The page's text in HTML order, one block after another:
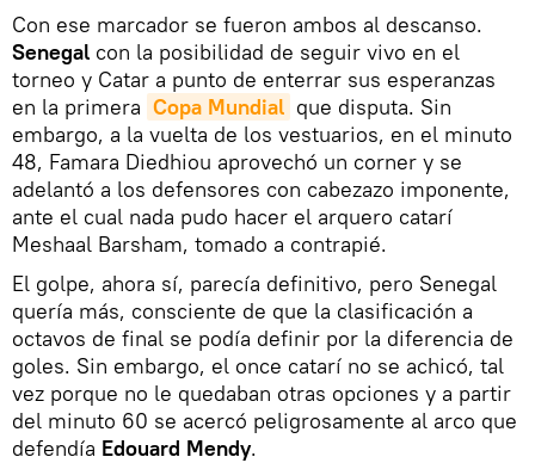
Con ese marcador se fueron ambos al descanso.
Senegal con la posibilidad de seguir vivo en el
torneo y Catar a punto de enterrar sus esperanzas
en la primera Copa Mundial que disputa. Sin
embargo, a la vuelta de los vestuarios, en el minuto
48, Famara Diedhiou aprovechó un corner y se
adelantó a los defensores con cabezazo imponente,
ante el cual nada pudo hacer el arquero catarí
Meshaal Barsham, tomado a contrapié.
El golpe, ahora sí, parecía definitivo, pero Senegal
quería más, consciente de que la clasificación a
octavos de final se podía definir por la diferencia de
goles. Sin embargo, el once catarí no se achicó, tal
vez porque no le quedaban otras opciones y a partir
del minuto 60 se acercó peligrosamente al arco que
defendía Edouard Mendy.